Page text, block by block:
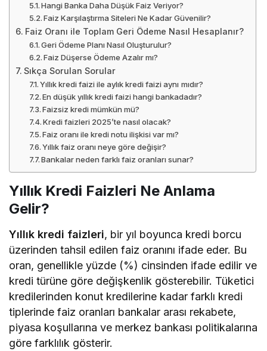
Hangi Banka Daha Düşük Faiz Veriyor?
Faiz Karşılaştırma Siteleri Ne Kadar Güvenilir?
Faiz Oranı ile Toplam Geri Ödeme Nasıl Hesaplanır?
Geri Ödeme Planı Nasıl Oluşturulur?
Faiz Düşerse Ödeme Azalır mı?
Sıkça Sorulan Sorular
Yıllık kredi faizi ile aylık kredi faizi aynı mıdır?
En düşük yıllık kredi faizi hangi bankadadır?
Faizsiz kredi mümkün mü?
Kredi faizleri 2025’te nasıl olacak?
Faiz oranı ile kredi notu ilişkisi var mı?
Yıllık faiz oranı neye göre değişir?
Bankalar neden farklı faiz oranları sunar?
Yıllık Kredi Faizleri Ne Anlama
Gelir?
Yıllık kredi faizleri, bir yıl boyunca kredi borcu
üzerinden tahsil edilen faiz oranını ifade eder. Bu
oran, genellikle yüzde (%) cinsinden ifade edilir ve
kredi türüne göre değişkenlik gösterebilir. Tüketici
kredilerinden konut kredilerine kadar farklı kredi
tiplerinde faiz oranları bankalar arası rekabete,
piyasa koşullarına ve merkez bankası politikalarına
göre farklılık gösterir.